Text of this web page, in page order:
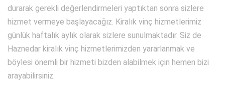
durarak gerekli değerlendirmeleri yaptıktan sonra sizlere
hizmet vermeye başlayacağız. Kiralık vinç hizmetlerimiz
günlük haftalık aylık olarak sizlere sunulmaktadır. Siz de
Haznedar kiralık vinç hizmetlerimizden yararlanmak ve
böylesi önemli bir hizmeti bizden alabilmek için hemen bizi
arayabilirsiniz.